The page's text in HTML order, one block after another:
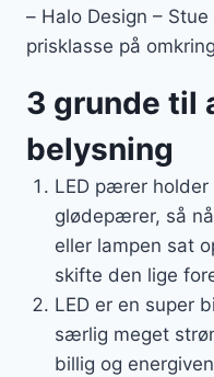
– Halo Design –
prisklasse på
3 grunde til
belysning
LED pærer
glødepærer, så
eller lampen sat
skifte den lige
LED er en super
særlig meget
billig og